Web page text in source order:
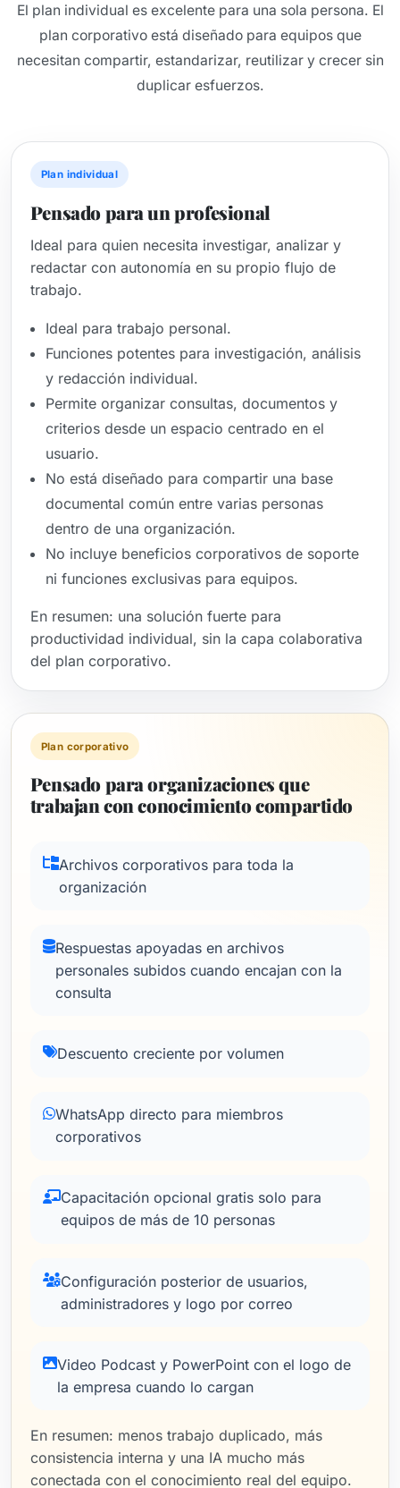
El plan individual es excelente para una sola persona. El
plan corporativo está diseñado para equipos que
necesitan compartir, estandarizar, reutilizar y crecer sin
duplicar esfuerzos.
Plan individual
Pensado para un profesional
Ideal para quien necesita investigar, analizar y
redactar con autonomía en su propio flujo de
trabajo.
Ideal para trabajo personal.
Funciones potentes para investigación, análisis
y redacción individual.
Permite organizar consultas, documentos y
criterios desde un espacio centrado en el
usuario.
No está diseñado para compartir una base
documental común entre varias personas
dentro de una organización.
No incluye beneficios corporativos de soporte
ni funciones exclusivas para equipos.
En resumen: una solución fuerte para
productividad individual, sin la capa colaborativa
del plan corporativo.
Plan corporativo
Pensado para organizaciones que
trabajan con conocimiento compartido
Archivos corporativos para toda la
organización
Respuestas apoyadas en archivos
personales subidos cuando encajan con la
consulta
Descuento creciente por volumen
WhatsApp directo para miembros
corporativos
Capacitación opcional gratis solo para
equipos de más de 10 personas
Configuración posterior de usuarios,
administradores y logo por correo
Video Podcast y PowerPoint con el logo de
la empresa cuando lo cargan
En resumen: menos trabajo duplicado, más
consistencia interna y una IA mucho más
conectada con el conocimiento real del equipo.